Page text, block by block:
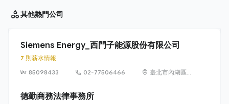
其他熱門公司
Siemens Energy_西門子能源股份有限公司
7 則薪水情報
85098433
02-77506466
臺北市內湖區
德勤商務法律事務所